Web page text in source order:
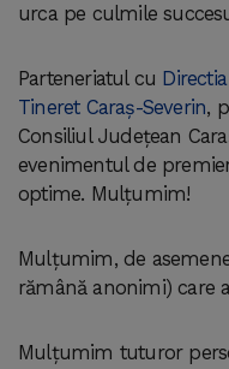
urca pe culmile
Parteneriatul cu
Tineret Caraș-Severin,
Consiliul Județean
evenimentul de
optime. Mulțumim!
Mulțumim, de
rămână anonimi) care
Mulțumim tuturor